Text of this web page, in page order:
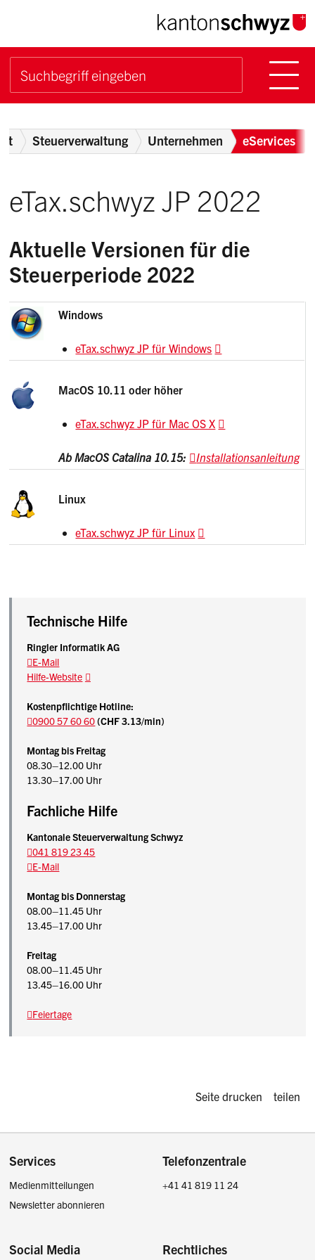
Navigieren im Kanton
Schnellnavigation
Suchbegriff
Breadcrumb
Steuerverwaltung Unternehmen eServices
eTax.schwyz JP 2022
Aktuelle Versionen für die
Steuerperiode 2022
Windows
eTax.schwyz JP für Windows
MacOS 10.11 oder höher
eTax.schwyz JP für Mac OS X
Ab MacOS Catalina 10.15: Installationsanleitung
Linux
eTax.schwyz JP für Linux
Sidebar
Technische Hilfe
Ringler Informatik AG
E-Mail
Hilfe-Website
Kostenpflichtige Hotline:
0900 57 60 60(CHF 3.13/min)
Montag bis Freitag
08.30–12.00 Uhr
13.30–17.00 Uhr
Fachliche Hilfe
Kantonale Steuerverwaltung Schwyz
041 819 23 45
E-Mail
Montag bis Donnerstag
08.00–11.45 Uhr
13.45–17.00 Uhr
Freitag
08.00–11.45 Uhr
13.45–16.00 Uhr
Feiertage
Diese Seite
Seite drucken teilen
Footer
Services
Medienmitteilungen
Newsletter abonnieren
Telefonzentrale
+41 41 819 11 24
Social Media Rechtliches